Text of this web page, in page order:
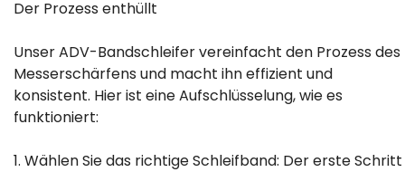
Der Prozess enthüllt
Unser ADV-Bandschleifer vereinfacht den Prozess des
Messerschärfens und macht ihn effizient und
konsistent. Hier ist eine Aufschlüsselung, wie es
funktioniert:
1. Wählen Sie das richtige Schleifband: Der erste Schritt